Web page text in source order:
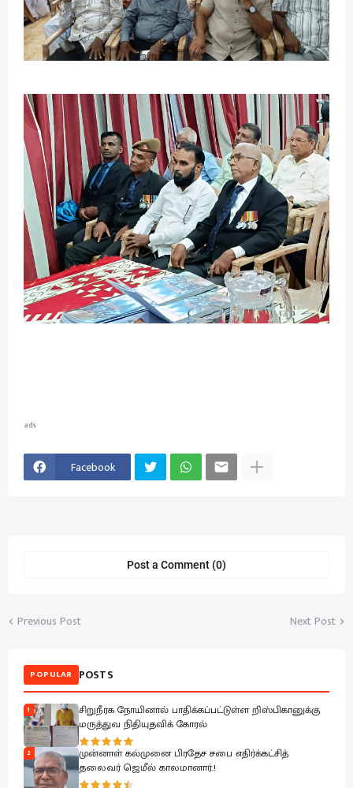
ads
Facebook
Post a Comment (0)
Previous Post Next Post
POPULAR POSTS
1
சிறுநீரக நோயினால் பாதிக்கப்பட்டுள்ள றிஸ்பிகானுக்கு
மருத்துவ நிதியுதவிக் கோரல்
2
முன்னாள் கல்முனை பிரதேச சபை எதிர்க்கட்சித்
தலைவர் ஜெமீல் காலமானார்.!